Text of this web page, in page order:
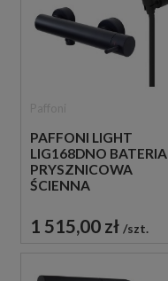
PAFFONI LIGHT
LIG168DNO BATERIA
PRYSZNICOWA
ŚCIENNA
CZARNA
1 515,00 zł szt.